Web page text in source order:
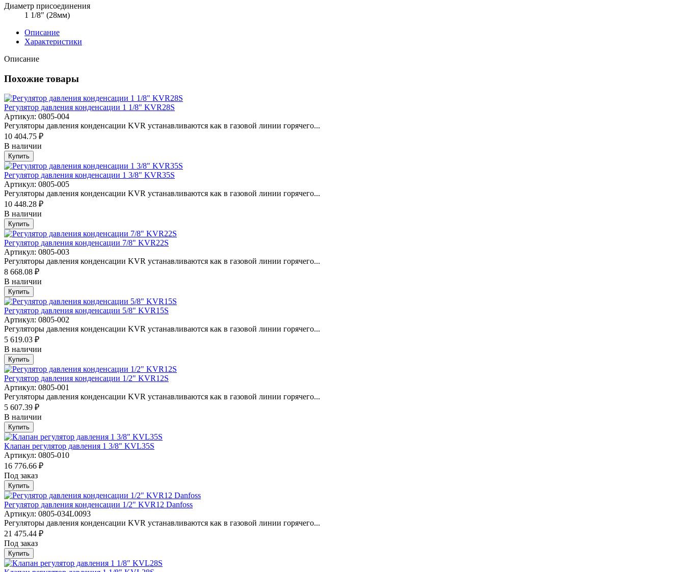
Диаметр присоединения
1 1/8" (28мм)
Описание
Характеристики
Описание
Похожие товары
Регулятор давления конденсации 1 1/8" KVR28S
Артикул: 0805-004
Регуляторы давления конденсации KVR устанавливаются как в газовой линии горячего...
10 404.75 ₽
В наличии
Купить
Регулятор давления конденсации 1 3/8" KVR35S
Артикул: 0805-005
Регуляторы давления конденсации KVR устанавливаются как в газовой линии горячего...
10 448.28 ₽
В наличии
Купить
Регулятор давления конденсации 7/8" KVR22S
Артикул: 0805-003
Регуляторы давления конденсации KVR устанавливаются как в газовой линии горячего...
8 668.08 ₽
В наличии
Купить
Регулятор давления конденсации 5/8" KVR15S
Артикул: 0805-002
Регуляторы давления конденсации KVR устанавливаются как в газовой линии горячего...
5 619.03 ₽
В наличии
Купить
Регулятор давления конденсации 1/2" KVR12S
Артикул: 0805-001
Регуляторы давления конденсации KVR устанавливаются как в газовой линии горячего...
5 607.39 ₽
В наличии
Купить
Клапан регулятор давления 1 3/8" KVL35S
Артикул: 0805-010
16 776.66 ₽
Под заказ
Купить
Регулятор давления конденсации 1/2" KVR12 Danfoss
Артикул: 0805-034L0093
Регуляторы давления конденсации KVR устанавливаются как в газовой линии горячего...
21 475.44 ₽
Под заказ
Купить